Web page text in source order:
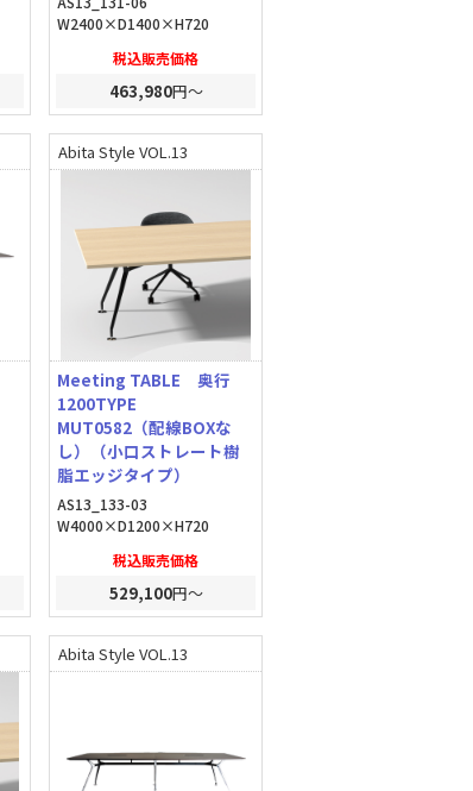
W2400×D1400×H720
税込販売価格
463,980円～
Abita Style VOL.13
Meeting TABLE 奥行
1200TYPE
MUT0582（配線BOXな
し）（小口ストレート樹
脂エッジタイプ）
AS13_133-03
W4000×D1200×H720
税込販売価格
529,100円～
Abita Style VOL.13